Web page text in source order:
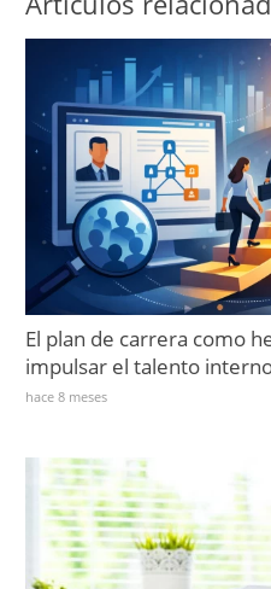
El plan de carrera como
impulsar el talento
hace 8 meses